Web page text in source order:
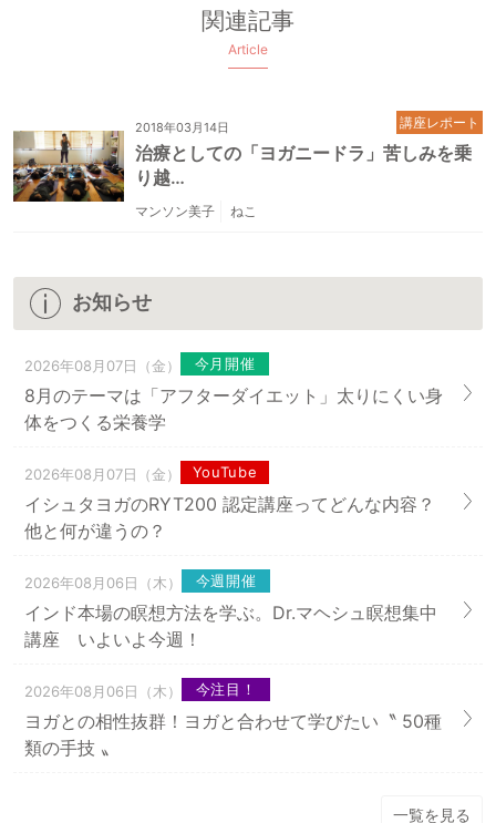
関連記事
Article
2018年03月14日
治療としての「ヨガニードラ」苦しみを乗
り越…
マンソン美子 ねこ
講座レポート
お知らせ
2026年08月07日（金） 今月開催
8月のテーマは「アフターダイエット」太りにくい身
体をつくる栄養学
2026年08月07日（金） YouTube
イシュタヨガのRYT200 認定講座ってどんな内容？
他と何が違うの？
2026年08月06日（木） 今週開催
インド本場の瞑想方法を学ぶ。Dr.マヘシュ瞑想集中
講座 いよいよ今週！
2026年08月06日（木） 今注目！
ヨガとの相性抜群！ヨガと合わせて学びたい〝 50種
類の手技 〟
一覧を見る